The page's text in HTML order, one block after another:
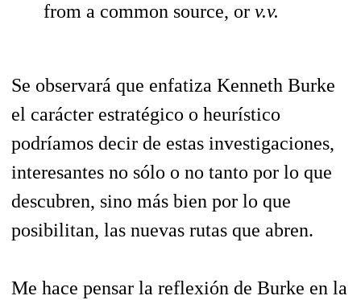
from a common source, or v.v.
Se observará que enfatiza Kenneth Burke
el carácter estratégico o heurístico
podríamos decir de estas investigaciones,
interesantes no sólo o no tanto por lo que
descubren, sino más bien por lo que
posibilitan, las nuevas rutas que abren.
Me hace pensar la reflexión de Burke en la